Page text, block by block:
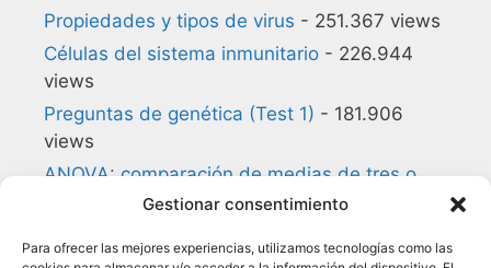
Gestionar consentimiento
Para ofrecer las mejores experiencias, utilizamos tecnologías como las
Propiedades y tipos de virus - 251.367 views
Células del sistema inmunitario - 226.944
views
Preguntas de genética (Test 1) - 181.906
views
ANOVA: comparación de medias de tres o
más grupos- 180.857 views
140.168 views